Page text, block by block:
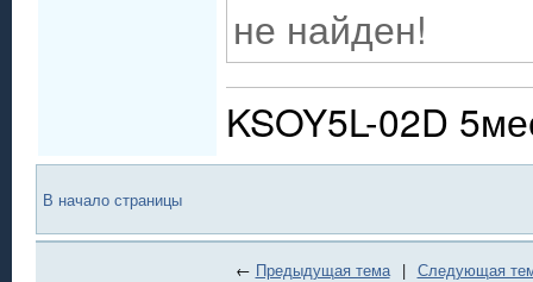
не найден!
KSOY5L-02D
В начало страницы
← Предыдущая тема | Следующая